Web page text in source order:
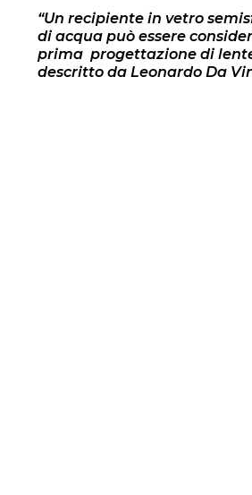
“Un recipiente in vetro
di acqua può essere
prima progettazione di
descritto da Leonardo Da